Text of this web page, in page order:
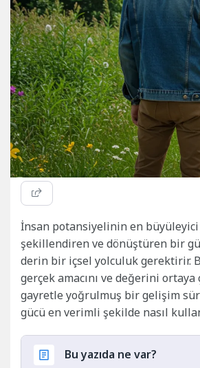
İnsan potansiyelinin en
şekillendiren ve dönüştüren bir
derin bir içsel yolculuk gerektirir.
gerçek amacını ve değerini
gayretle yoğrulmuş bir gelişim
gücü en verimli şekilde nasıl
Bu yazıda ne var?